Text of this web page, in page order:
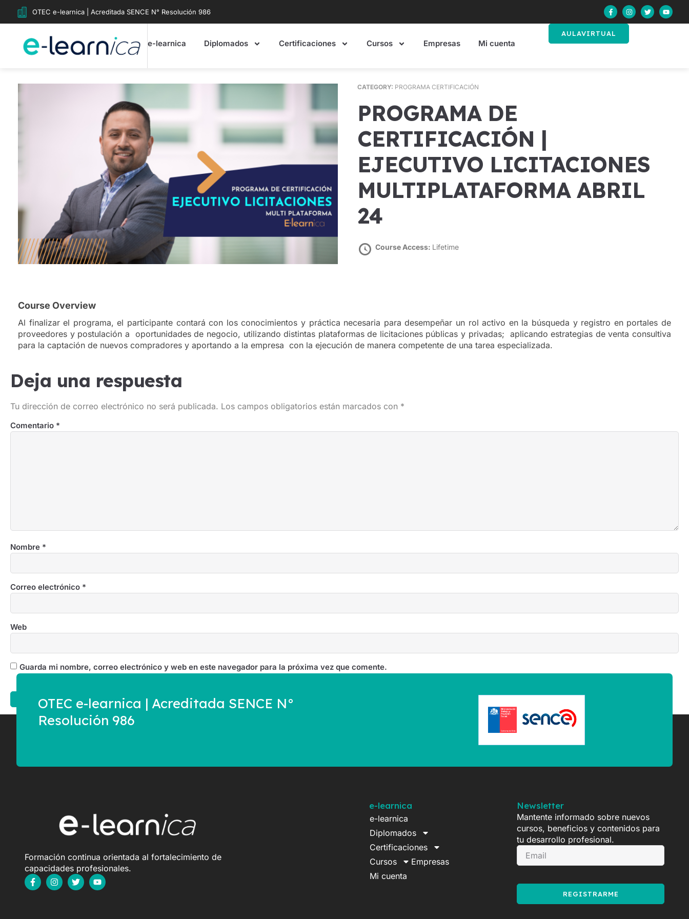
OTEC e-learnica | Acreditada SENCE N° Resolución 986
e-learnica Diplomados Certificaciones Cursos Empresas Mi cuenta
AULAVIRTUAL
CATEGORY: PROGRAMA CERTIFICACIÓN
PROGRAMA DE
CERTIFICACIÓN |
EJECUTIVO LICITACIONES
MULTIPLATAFORMA ABRIL
24
Course Access: Lifetime
Course Overview
Al finalizar el programa, el participante contará con los conocimientos y práctica necesaria para desempeñar un rol activo en la búsqueda y registro en portales de
proveedores y postulación a oportunidades de negocio, utilizando distintas plataformas de licitaciones públicas y privadas; aplicando estrategias de venta consultiva
para la captación de nuevos compradores y aportando a la empresa con la ejecución de manera competente de una tarea especializada.
Deja una respuesta
Tu dirección de correo electrónico no será publicada. Los campos obligatorios están marcados con *
Comentario *
Nombre *
Correo electrónico *
Web
Guarda mi nombre, correo electrónico y web en este navegador para la próxima vez que comente.
OTEC e-learnica | Acreditada SENCE N°
Resolución 986
Formación continua orientada al fortalecimiento de
capacidades profesionales.
e-learnica
e-learnica
Diplomados
Certificaciones
Cursos
Empresas
Mi cuenta
Newsletter
Mantente informado sobre nuevos
cursos, beneficios y contenidos para
tu desarrollo profesional.
REGISTRARME